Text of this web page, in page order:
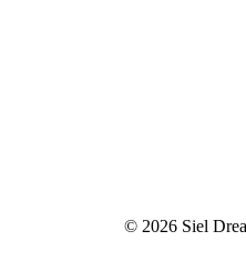
© 2026 Siel